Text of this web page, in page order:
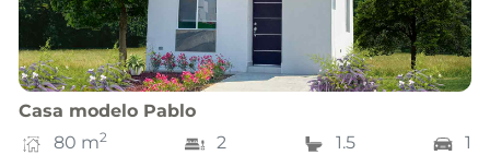
Casa modelo Pablo
80 m2 2 1.5
1